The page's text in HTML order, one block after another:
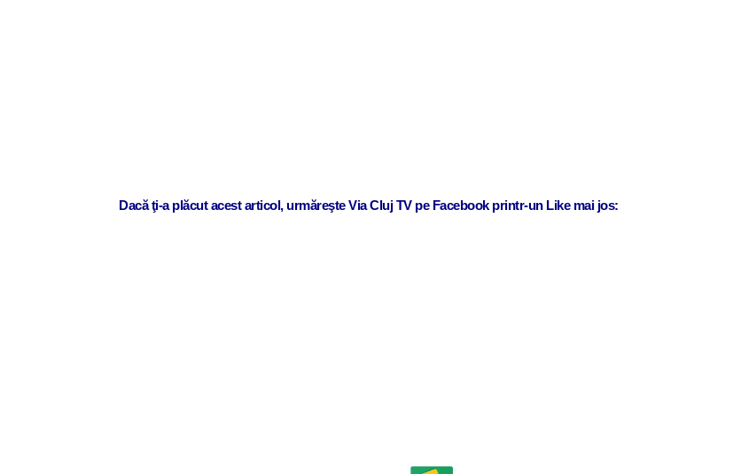
Dacă ţi-a plăcut acest articol, urmăreşte Via Cluj TV pe Facebook printr-un Like mai jos: